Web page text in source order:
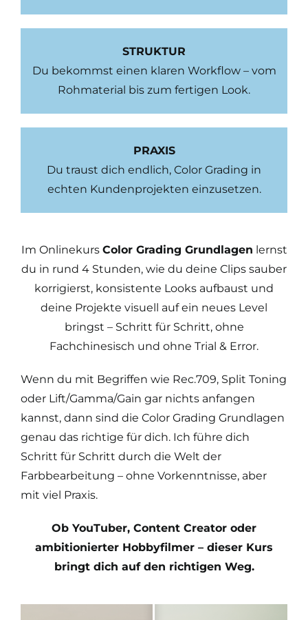
STRUKTUR
Du bekommst einen klaren Workflow – vom
Rohmaterial bis zum fertigen Look.
PRAXIS
Du traust dich endlich, Color Grading in
echten Kundenprojekten einzusetzen.
Im Onlinekurs Color Grading Grundlagen lernst
du in rund 4 Stunden, wie du deine Clips sauber
korrigierst, konsistente Looks aufbaust und
deine Projekte visuell auf ein neues Level
bringst – Schritt für Schritt, ohne
Fachchinesisch und ohne Trial & Error.
Wenn du mit Begriffen wie Rec.709, Split Toning
oder Lift/Gamma/Gain gar nichts anfangen
kannst, dann sind die Color Grading Grundlagen
genau das richtige für dich. Ich führe dich
Schritt für Schritt durch die Welt der
Farbbearbeitung – ohne Vorkenntnisse, aber
mit viel Praxis.
Ob YouTuber, Content Creator oder
ambitionierter Hobbyfilmer – dieser Kurs
bringt dich auf den richtigen Weg.